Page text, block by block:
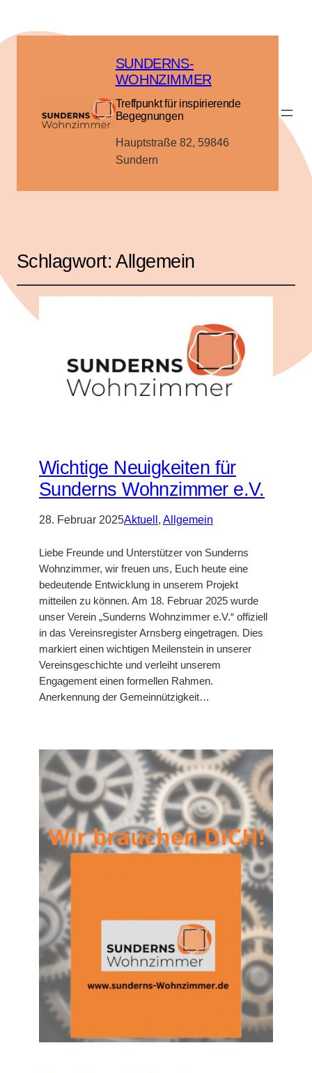
SUNDERNS-
WOHNZIMMER
Treffpunkt für inspirierende
Begegnungen
Hauptstraße 82, 59846
Sundern
Schlagwort:Allgemein
Wichtige Neuigkeiten für
Sunderns Wohnzimmer e.V.
28. Februar 2025Aktuell , Allgemein
Liebe Freunde und Unterstützer von Sunderns
Wohnzimmer, wir freuen uns, Euch heute eine
bedeutende Entwicklung in unserem Projekt
mitteilen zu können. Am 18. Februar 2025 wurde
unser Verein „Sunderns Wohnzimmer e.V.“ offiziell
in das Vereinsregister Arnsberg eingetragen. Dies
markiert einen wichtigen Meilenstein in unserer
Vereinsgeschichte und verleiht unserem
Engagement einen formellen Rahmen.
Anerkennung der Gemeinnützigkeit…